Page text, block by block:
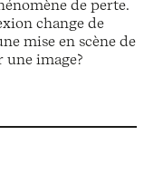
de perte.
change de
mise en scène de
une image?